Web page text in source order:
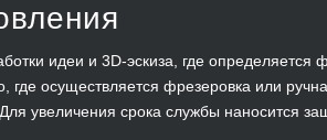
идеи и 3D-эскиза, где
где осуществляется фрезеровка или
увеличения срока службы наносится